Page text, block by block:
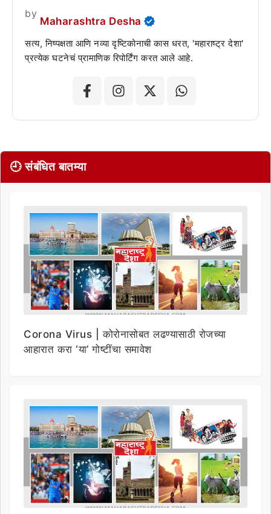
by
Maharashtra Desha
सत्य, निष्पक्षता आणि नव्या दृष्टिकोनाची कास धरत, 'महाराष्ट्र देशा'
प्रत्येक घटनेचं प्रामाणिक रिपोर्टिंग करत आले आहे.
🕘 संबंधित बातम्या
Corona Virus | कोरोनासोबत लढण्यासाठी रोजच्या
आहारात करा ‘या’ गोष्टींचा समावेश